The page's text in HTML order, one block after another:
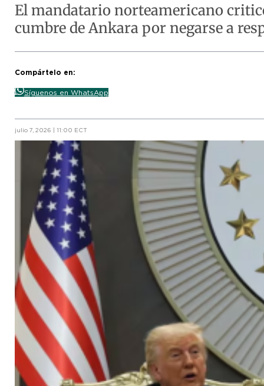
El mandatario norteamericano
cumbre de Ankara por negarse a
Compártelo en:
Síguenos en WhatsApp
julio 7, 2026 | 11:00 ECT